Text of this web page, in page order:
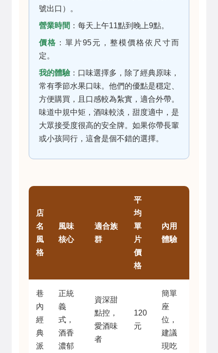
號出口）。
營業時間 ：每天上午11點到晚上9點。
價格 ：單片95元，整模價格依尺寸而
定。
我的體驗 ：口味選擇多，除了經典原味，
常有季節水果口味。他們的優點是穩定、
方便購買，且口感較為紮實，適合外帶。
味道中規中矩，酒味較淡，甜度適中，是
大眾接受度很高的安全牌。如果你帶長輩
或小孩同行，這會是個不錯的選擇。
店
名
風
格
風味
核心
適合族
群
平
均
單
片
價
格
內用
體驗
巷
內
經
典
派
正統
義
式，
酒香
濃郁
資深甜
點控，
愛酒味
者
120
元
簡單
座
位，
建議
現吃